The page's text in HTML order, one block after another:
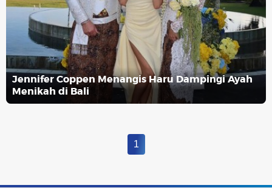
Jennifer Coppen Menangis Haru Dampingi Ayah
Menikah di Bali
1